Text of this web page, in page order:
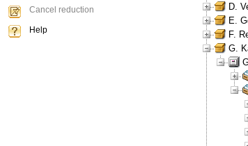
D.
E.
F.
G.
Cancel reduction
Help